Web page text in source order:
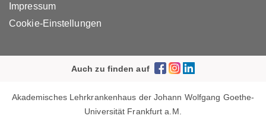
Impressum
Cookie-Einstellungen
Auch zu finden auf
Akademisches Lehrkrankenhaus der Johann Wolfgang Goethe-
Universität Frankfurt a.M.